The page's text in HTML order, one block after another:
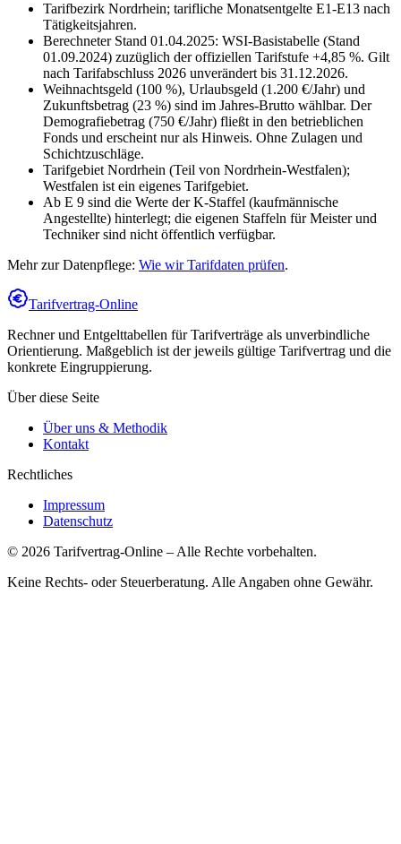
Tarifbezirk Nordrhein; tarifliche Monatsentgelte E1-E13 nach
Tätigkeitsjahren.
Berechneter Stand 01.04.2025: WSI-Basistabelle (Stand
01.09.2024) zuzüglich der offiziellen Tarifstufe +4,85 %. Gilt
nach Tarifabschluss 2026 unverändert bis 31.12.2026.
Weihnachtsgeld (100 %), Urlaubsgeld (1.200 €/Jahr) und
Zukunftsbetrag (23 %) sind im Jahres-Brutto wählbar. Der
Demografiebetrag (750 €/Jahr) fließt in den betrieblichen
Fonds und erscheint nur als Hinweis. Ohne Zulagen und
Schichtzuschläge.
Tarifgebiet Nordrhein (Teil von Nordrhein-Westfalen);
Westfalen ist ein eigenes Tarifgebiet.
Ab E 9 sind die Werte der K-Staffel (kaufmännische
Angestellte) hinterlegt; die eigenen Staffeln für Meister und
Techniker sind nicht öffentlich verfügbar.
Mehr zur Datenpflege: Wie wir Tarifdaten prüfen.
Tarifvertrag-Online
Rechner und Entgelttabellen für Tarifverträge als unverbindliche
Orientierung. Maßgeblich ist der jeweils gültige Tarifvertrag und die
konkrete Eingruppierung.
Über diese Seite
Über uns & Methodik
Kontakt
Rechtliches
Impressum
Datenschutz
© 2026 Tarifvertrag-Online – Alle Rechte vorbehalten.
Keine Rechts- oder Steuerberatung. Alle Angaben ohne Gewähr.